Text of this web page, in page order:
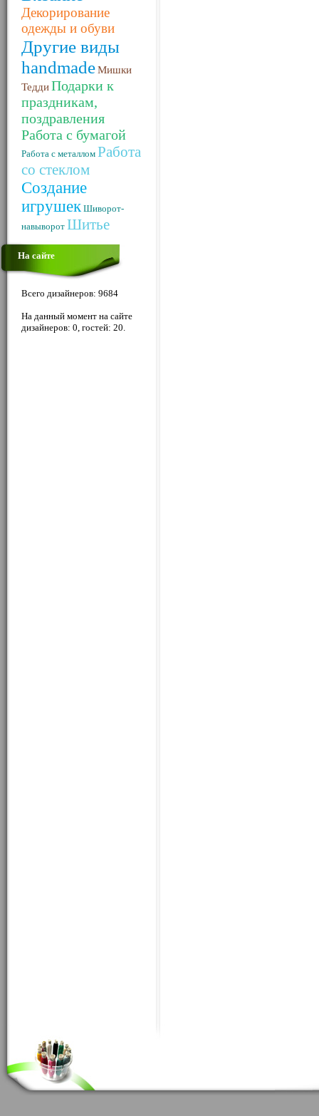
Декорирование
одежды и обуви
Другие виды
handmadeМишки
ТеддиПодарки к
праздникам,
поздравления
Работа с бумагой
Работа с металлом Работа
со стеклом
Создание
игрушек Шиворот-
навыворот Шитье
На сайте
Всего дизайнеров: 9684
На данный момент на сайте
дизайнеров: 0, гостей: 20.